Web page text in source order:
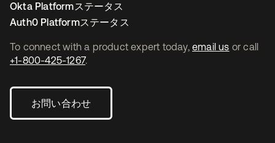
To connect with a product expert today, email us or call
+1-800-425-1267.
お問い合わせ
Okta Platformステータス
Auth0 Platformステータス